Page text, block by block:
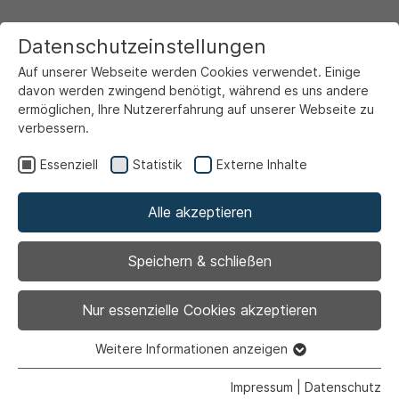
Unsere Serviceportale
Familienportal
Familienzentrum Kita Milchzahn
Familienzentrum
Familienzentrum
Familienzentrum
Datenschutzeinstellungen
Auf unserer Webseite werden Cookies verwendet. Einige
davon werden zwingend benötigt, während es uns andere
ermöglichen, Ihre Nutzererfahrung auf unserer Webseite zu
verbessern.
Essenziell Statistik Externe Inhalte
Alle akzeptieren
Speichern & schließen
Nur essenzielle Cookies akzeptieren
Essenzielle Cookies werden für grundlegende Funktionen
Weitere Informationen anzeigen
Impressum Datenschutz